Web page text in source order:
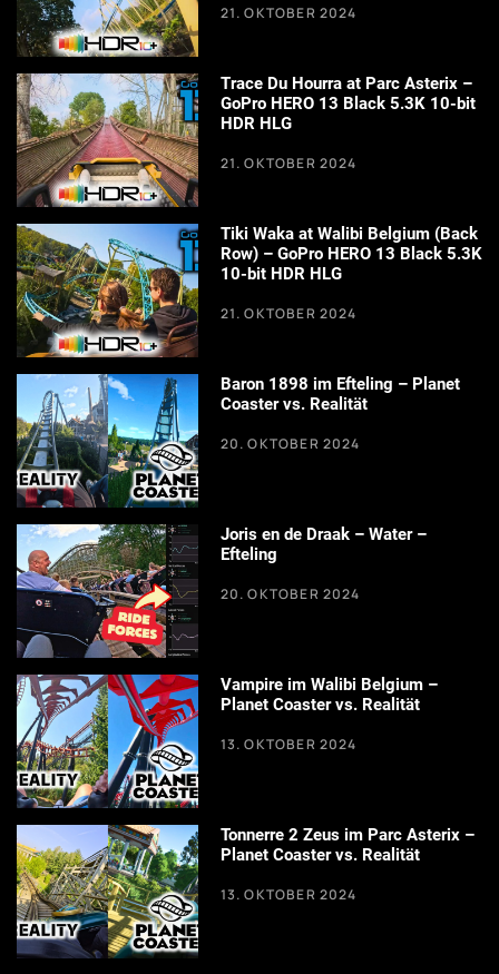
21. OKTOBER 2024
Trace Du Hourra at Parc Asterix –
GoPro HERO 13 Black 5.3K 10-bit
HDR HLG
21. OKTOBER 2024
Tiki Waka at Walibi Belgium (Back
Row) – GoPro HERO 13 Black 5.3K
10-bit HDR HLG
21. OKTOBER 2024
Baron 1898 im Efteling – Planet
Coaster vs. Realität
20. OKTOBER 2024
Joris en de Draak – Water –
Efteling
20. OKTOBER 2024
Vampire im Walibi Belgium –
Planet Coaster vs. Realität
13. OKTOBER 2024
Tonnerre 2 Zeus im Parc Asterix –
Planet Coaster vs. Realität
13. OKTOBER 2024